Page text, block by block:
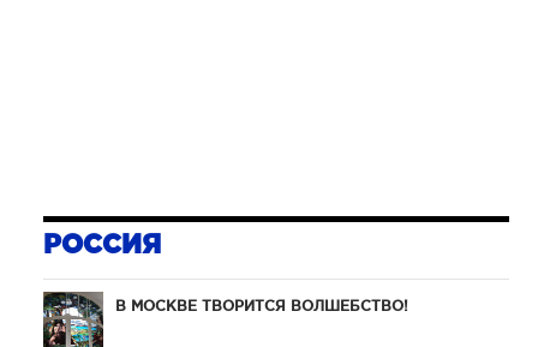
РОССИЯ
В МОСКВЕ ТВОРИТСЯ ВОЛШЕБСТВО!